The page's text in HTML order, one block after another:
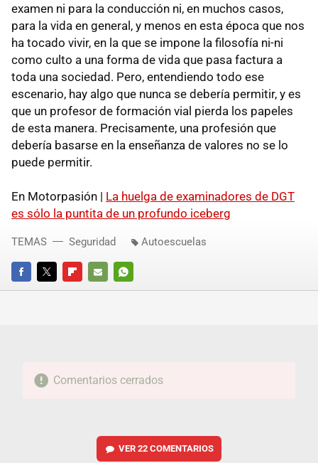
examen ni para la conducción ni, en muchos casos,
para la vida en general, y menos en esta época que nos
ha tocado vivir, en la que se impone la filosofía ni-ni
como culto a una forma de vida que pasa factura a
toda una sociedad. Pero, entendiendo todo ese
escenario, hay algo que nunca se debería permitir, y es
que un profesor de formación vial pierda los papeles
de esta manera. Precisamente, una profesión que
debería basarse en la enseñanza de valores no se lo
puede permitir.
En Motorpasión | La huelga de examinadores de DGT
es sólo la puntita de un profundo iceberg
FACEBOOKTWITTERFLIPBOARD
E-
WHATSAPP
TEMAS Seguridad Autoescuelas
Comentarios cerrados
VER 22 COMENTARIOS